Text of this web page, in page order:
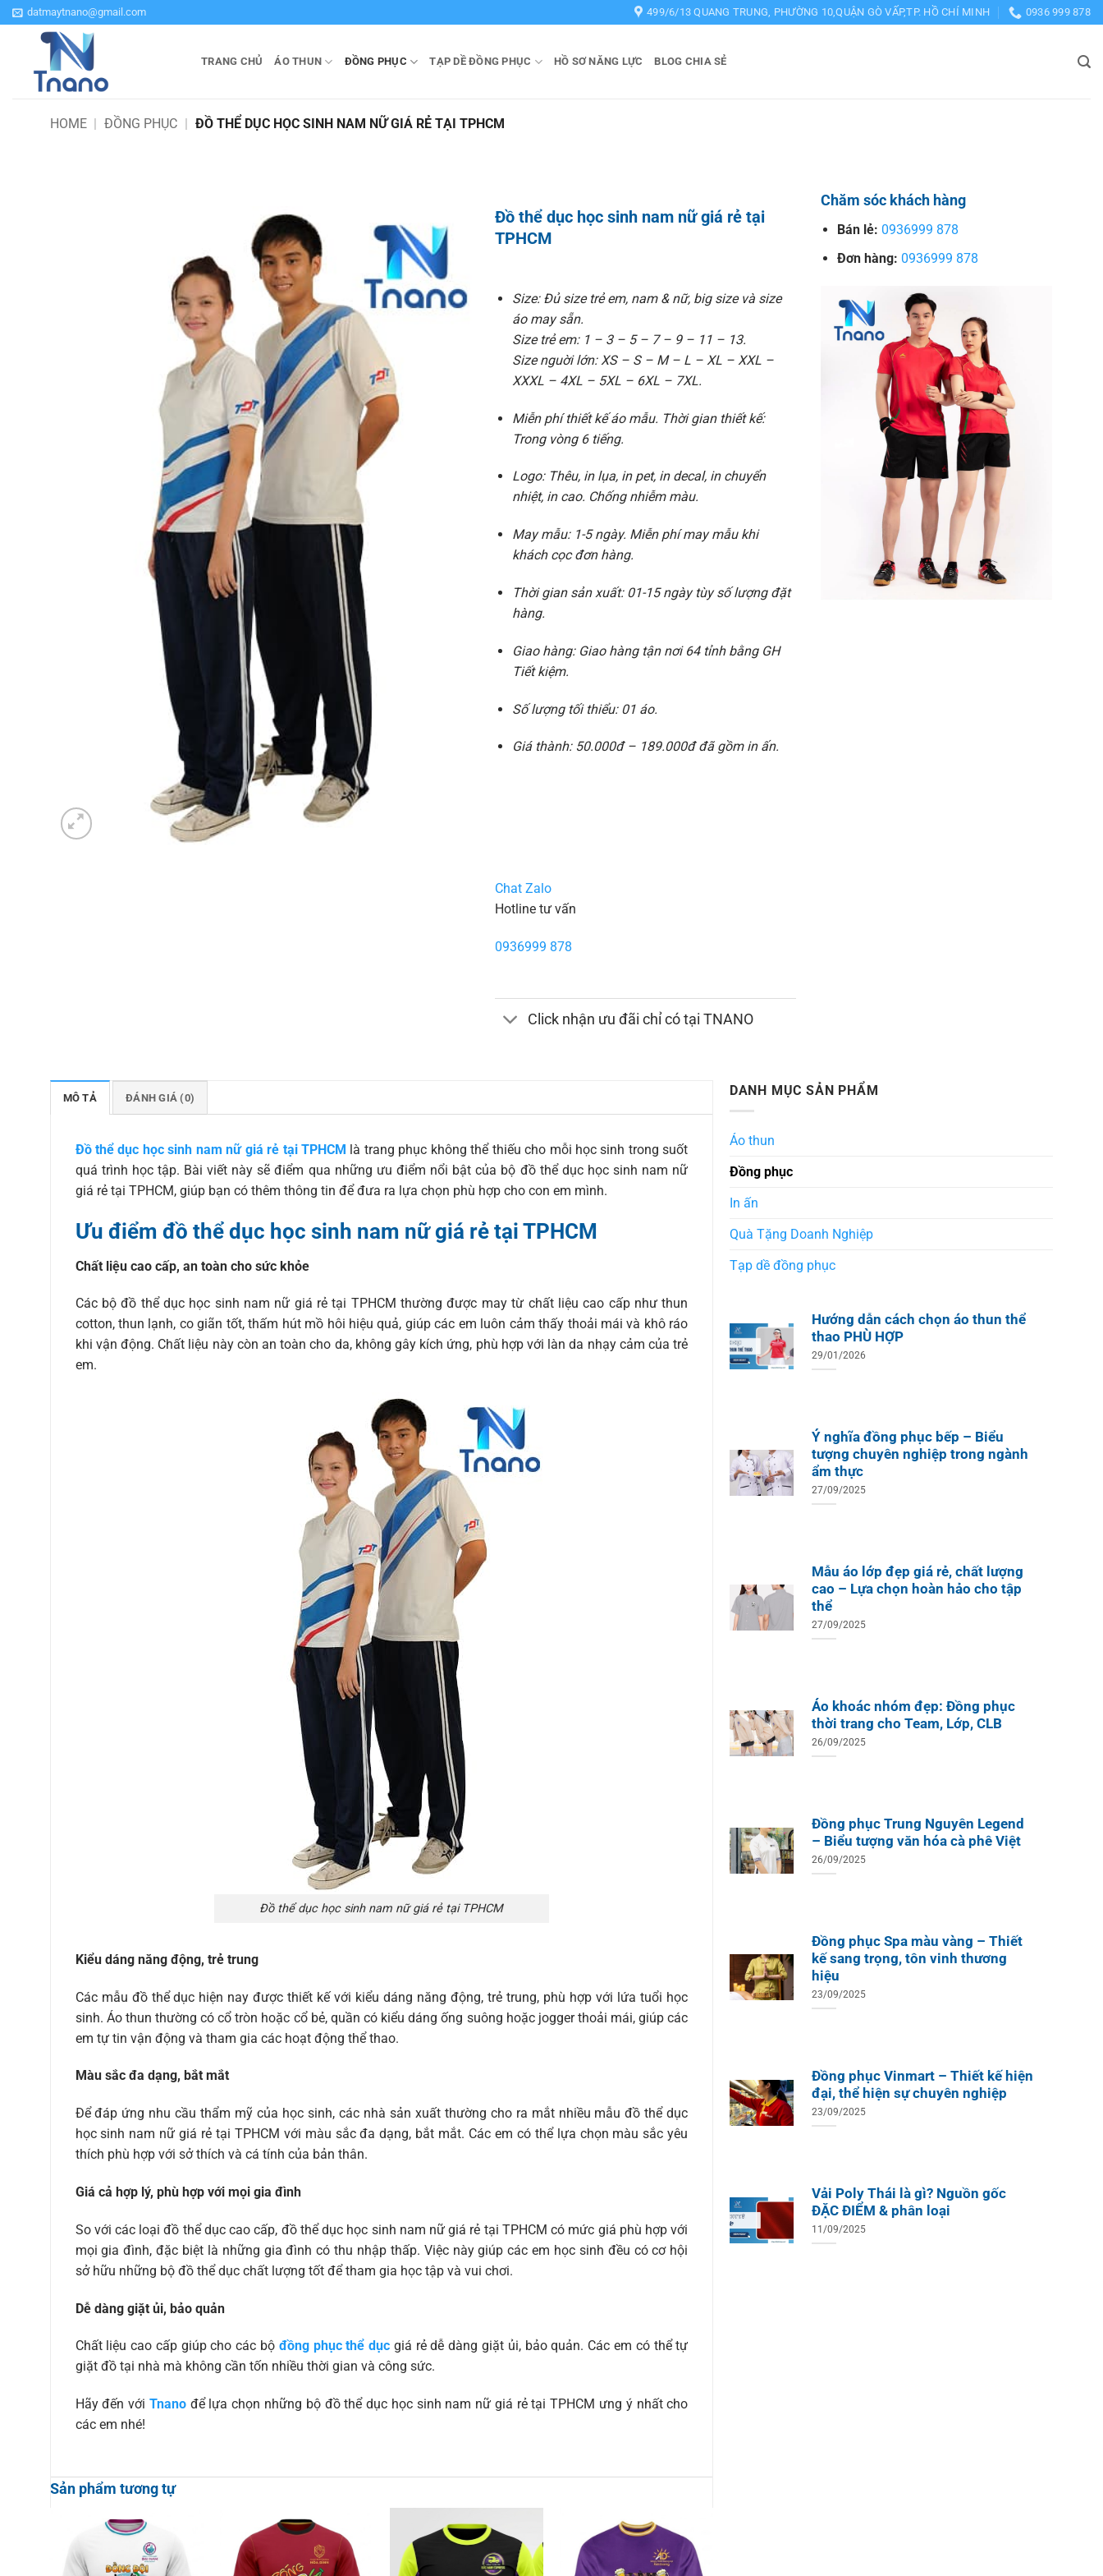
Bỏ
qua
datmaytnano@gmail.com 499/6/13 QUANG TRUNG, PHƯỜNG 10,QUẬN GÒ VẤP,TP. HỒ CHÍ MINH 0936 999 878
TRANG CHỦ ÁO THUN ĐỒNG PHỤC TẠP DỀ ĐỒNG PHỤC HỒ SƠ NĂNG LỰC BLOG CHIA SẺ
HOME | ĐỒNG PHỤC | ĐỒ THỂ DỤC HỌC SINH NAM NỮ GIÁ RẺ TẠI TPHCM
Đồ thể dục học sinh nam nữ giá rẻ tại
TPHCM
Size: Đủ size trẻ em, nam & nữ, big size và size
áo may sẵn.
Size trẻ em: 1 – 3 – 5 – 7 – 9 – 11 – 13.
Size nguời lớn: XS – S – M – L – XL – XXL –
XXXL – 4XL – 5XL – 6XL – 7XL.
Miễn phí thiết kế áo mẫu. Thời gian thiết kế:
Trong vòng 6 tiếng.
Logo: Thêu, in lụa, in pet, in decal, in chuyển
nhiệt, in cao. Chống nhiễm màu.
May mẫu: 1-5 ngày. Miễn phí may mẫu khi
khách cọc đơn hàng.
Thời gian sản xuất: 01-15 ngày tùy số lượng đặt
hàng.
Giao hàng: Giao hàng tận nơi 64 tỉnh bằng GH
Tiết kiệm.
Số lượng tối thiểu: 01 áo.
Giá thành: 50.000đ – 189.000đ đã gồm in ấn.
Chat Zalo
Hotline tư vấn
0936999 878
Click nhận ưu đãi chỉ có tại TNANO
Chăm sóc khách hàng
Bán lẻ: 0936999 878
Đơn hàng: 0936999 878
MÔ TẢ ĐÁNH GIÁ (0)
Đồ thể dục học sinh nam nữ giá rẻ tại TPHCM là trang phục không thể thiếu cho mỗi học sinh trong suốt
quá trình học tập. Bài viết này sẽ điểm qua những ưu điểm nổi bật của bộ đồ thể dục học sinh nam nữ
giá rẻ tại TPHCM, giúp bạn có thêm thông tin để đưa ra lựa chọn phù hợp cho con em mình.
Ưu điểm đồ thể dục học sinh nam nữ giá rẻ tại TPHCM
Chất liệu cao cấp, an toàn cho sức khỏe
Các bộ đồ thể dục học sinh nam nữ giá rẻ tại TPHCM thường được may từ chất liệu cao cấp như thun
cotton, thun lạnh, co giãn tốt, thấm hút mồ hôi hiệu quả, giúp các em luôn cảm thấy thoải mái và khô ráo
khi vận động. Chất liệu này còn an toàn cho da, không gây kích ứng, phù hợp với làn da nhạy cảm của trẻ
em.
Đồ thể dục học sinh nam nữ giá rẻ tại TPHCM
Kiểu dáng năng động, trẻ trung
Các mẫu đồ thể dục hiện nay được thiết kế với kiểu dáng năng động, trẻ trung, phù hợp với lứa tuổi học
sinh. Áo thun thường có cổ tròn hoặc cổ bẻ, quần có kiểu dáng ống suông hoặc jogger thoải mái, giúp các
em tự tin vận động và tham gia các hoạt động thể thao.
Màu sắc đa dạng, bắt mắt
Để đáp ứng nhu cầu thẩm mỹ của học sinh, các nhà sản xuất thường cho ra mắt nhiều mẫu đồ thể dục
học sinh nam nữ giá rẻ tại TPHCM với màu sắc đa dạng, bắt mắt. Các em có thể lựa chọn màu sắc yêu
thích phù hợp với sở thích và cá tính của bản thân.
Giá cả hợp lý, phù hợp với mọi gia đình
So với các loại đồ thể dục cao cấp, đồ thể dục học sinh nam nữ giá rẻ tại TPHCM có mức giá phù hợp với
mọi gia đình, đặc biệt là những gia đình có thu nhập thấp. Việc này giúp các em học sinh đều có cơ hội
sở hữu những bộ đồ thể dục chất lượng tốt để tham gia học tập và vui chơi.
Dễ dàng giặt ủi, bảo quản
Chất liệu cao cấp giúp cho các bộ đồng phục thể dục giá rẻ dễ dàng giặt ủi, bảo quản. Các em có thể tự
giặt đồ tại nhà mà không cần tốn nhiều thời gian và công sức.
Hãy đến với Tnanođể lựa chọn những bộ đồ thể dục học sinh nam nữ giá rẻ tại TPHCM ưng ý nhất cho
các em nhé!
Sản phẩm tương tự
DANH MỤC SẢN PHẨM
Áo thun
Đồng phục
In ấn
Quà Tặng Doanh Nghiệp
Tạp dề đồng phục
Hướng dẫn cách chọn áo thun thể
thao PHÙ HỢP
29/01/2026
Ý nghĩa đồng phục bếp – Biểu
tượng chuyên nghiệp trong ngành
ẩm thực
27/09/2025
Mẫu áo lớp đẹp giá rẻ, chất lượng
cao – Lựa chọn hoàn hảo cho tập
thể
27/09/2025
Áo khoác nhóm đẹp: Đồng phục
thời trang cho Team, Lớp, CLB
26/09/2025
Đồng phục Trung Nguyên Legend
– Biểu tượng văn hóa cà phê Việt
26/09/2025
Đồng phục Spa màu vàng – Thiết
kế sang trọng, tôn vinh thương
hiệu
23/09/2025
Đồng phục Vinmart – Thiết kế hiện
đại, thể hiện sự chuyên nghiệp
23/09/2025
Vải Poly Thái là gì? Nguồn gốc
ĐẶC ĐIỂM & phân loại
11/09/2025